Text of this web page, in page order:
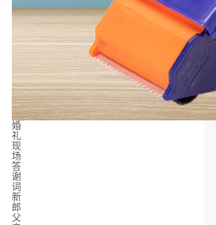
婚
礼
现
场
答
谢
词
新
郎
父